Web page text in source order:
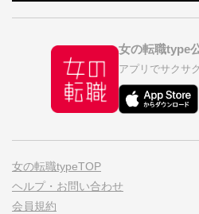
女の転職type
アプリでサクサ
女の転職typeTOP
ヘルプ・お問い合わせ
会員規約